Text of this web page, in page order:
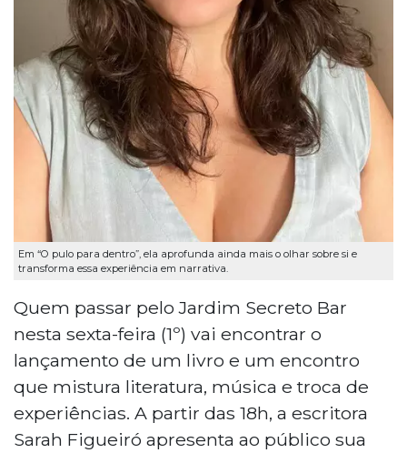
Em “O pulo para dentro”, ela aprofunda ainda mais o olhar sobre si e
transforma essa experiência em narrativa.
Quem passar pelo Jardim Secreto Bar
nesta sexta-feira (1º) vai encontrar o
lançamento de um livro e um encontro
que mistura literatura, música e troca de
experiências. A partir das 18h, a escritora
Sarah Figueiró apresenta ao público sua